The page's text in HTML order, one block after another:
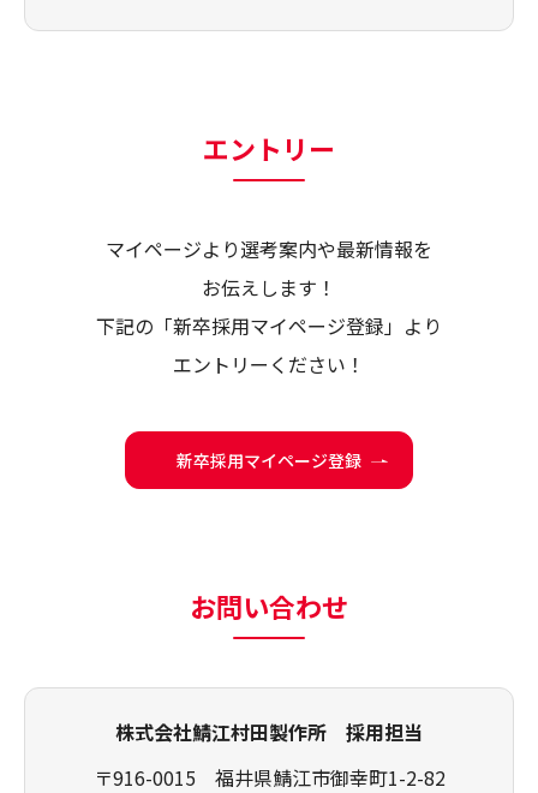
エントリー
マイページより選考案内や最新情報を
お伝えします！
下記の「新卒採用マイページ登録」より
エントリーください！
新卒採用マイページ登録
お問い合わせ
株式会社鯖江村田製作所 採用担当
〒916-0015 福井県鯖江市御幸町1-2-82